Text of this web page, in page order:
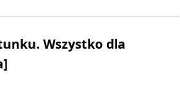
Wszystko dla